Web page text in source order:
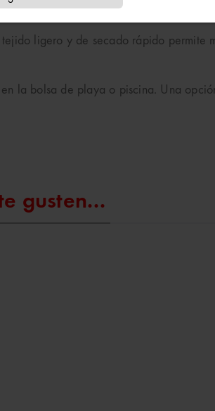
mayor seguridad.
ligero y de secado rápido permite
la bolsa de playa o piscina. Una
gusten...